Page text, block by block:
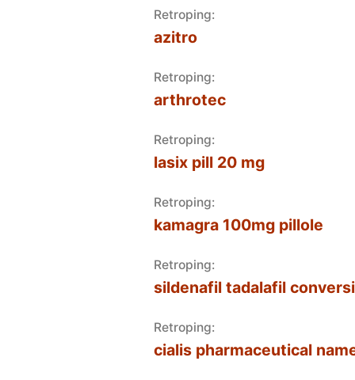
Retroping:
azitro
Retroping:
arthrotec
Retroping:
lasix pill 20 mg
Retroping:
kamagra 100mg pillole
Retroping:
sildenafil tadalafil
Retroping:
cialis pharmaceutical